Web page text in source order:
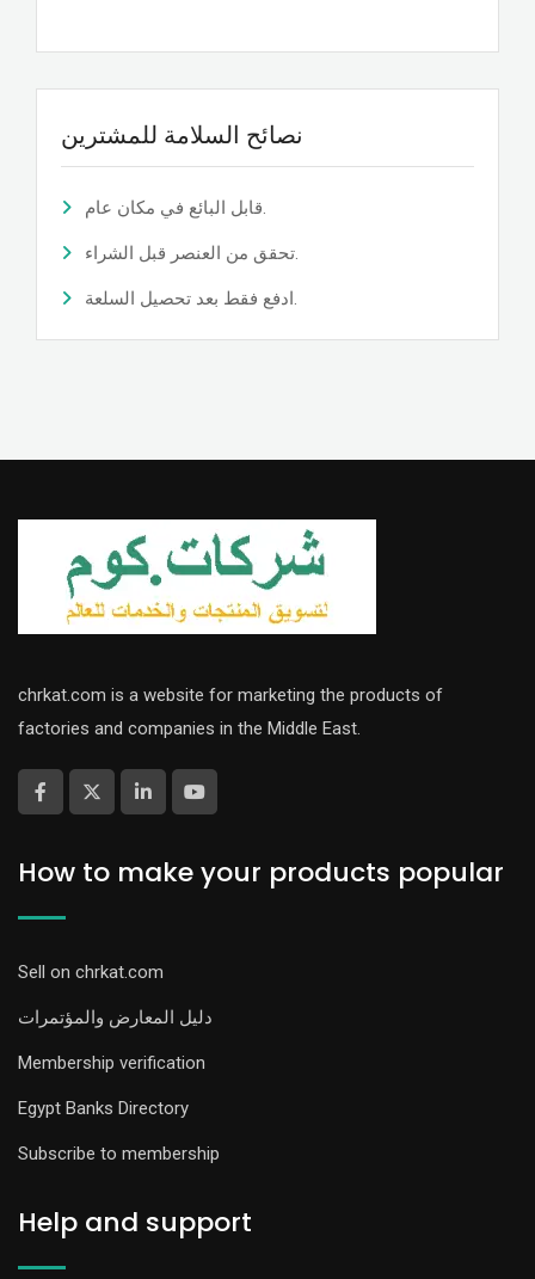
نصائح السلامة للمشترين
قابل البائع في مكان عام.
تحقق من العنصر قبل الشراء.
ادفع فقط بعد تحصيل السلعة.
chrkat.com is a website for marketing the products of
factories and companies in the Middle East.
How to make your products popular
Sell on chrkat.com
دليل المعارض والمؤتمرات
Membership verification
Egypt Banks Directory
Subscribe to membership
Help and support